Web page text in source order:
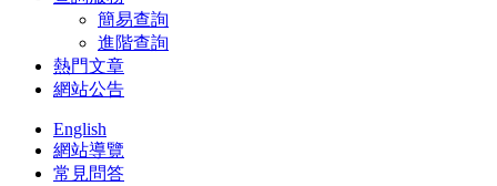
簡易查詢
進階查詢
熱門文章
網站公告
English
網站導覽
常見問答